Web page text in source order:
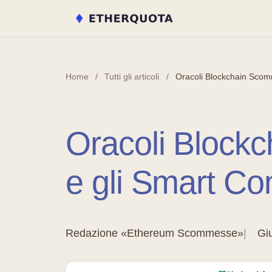
Home / Tutti gli articoli / Oracoli Blockchain
Oracoli
e gli Smart
Redazione «Ethereum Scommesse»